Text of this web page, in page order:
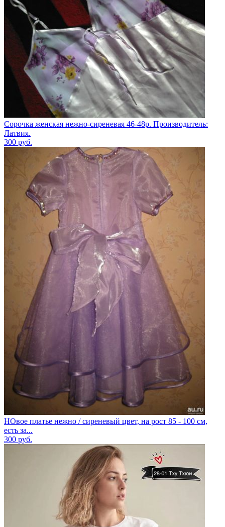
Сорочка женская нежно-сиреневая 46-48р. Производитель:
Латвия.
300 руб.
НОвое платье нежно / сиреневый цвет, на рост 85 - 100 см,
есть за...
300 руб.